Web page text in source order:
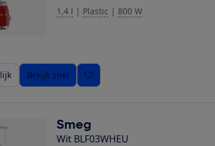
1,4 l | Plastic | 800 W
Bekijk snel
Smeg
Wit BLF03WHEU